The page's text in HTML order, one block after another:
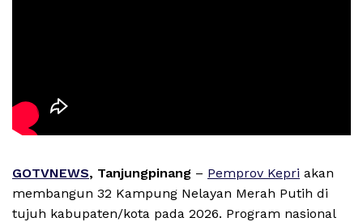
GOTVNEWS, Tanjungpinang – Pemprov Kepri akan
membangun 32 Kampung Nelayan Merah Putih di
tujuh kabupaten/kota pada 2026. Program nasional